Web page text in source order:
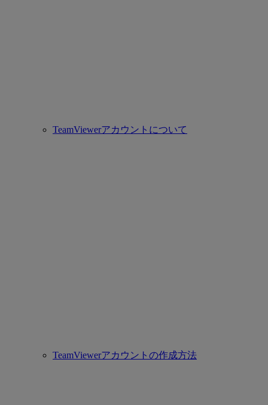
TeamViewerアカウントについて
TeamViewerアカウントの作成方法